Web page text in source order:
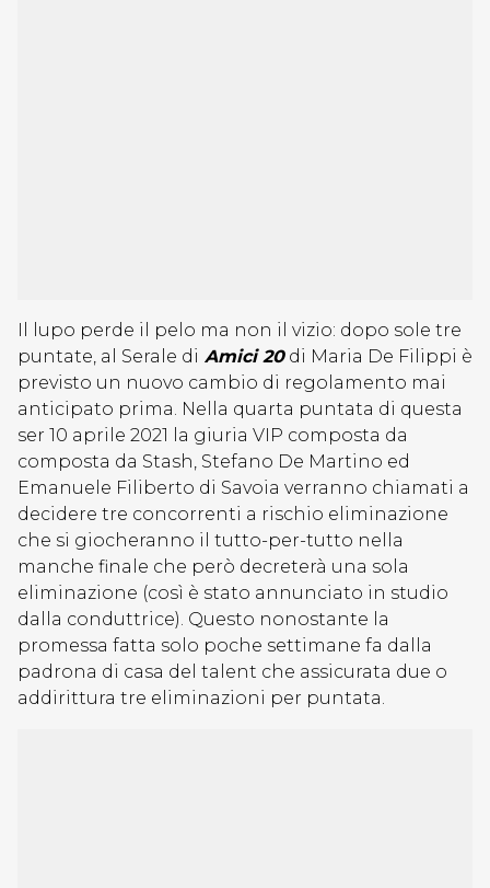
Il lupo perde il pelo ma non il vizio: dopo sole tre
puntate, al Serale di Amici 20di Maria De Filippi è
previsto un nuovo cambio di regolamento mai
anticipato prima. Nella quarta puntata di questa
ser 10 aprile 2021 la giuria VIP composta da
composta da Stash, Stefano De Martino ed
Emanuele Filiberto di Savoia verranno chiamati a
decidere tre concorrenti a rischio eliminazione
che si giocheranno il tutto-per-tutto nella
manche finale che però decreterà una sola
eliminazione (così è stato annunciato in studio
dalla conduttrice). Questo nonostante la
promessa fatta solo poche settimane fa dalla
padrona di casa del talent che assicurata due o
addirittura tre eliminazioni per puntata.